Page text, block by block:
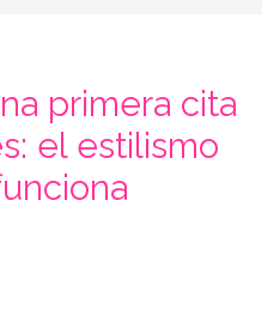
primera cita
el estilismo